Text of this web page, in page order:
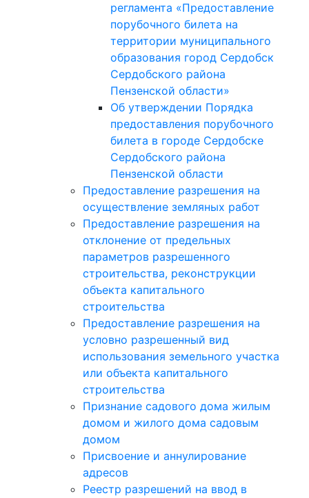
регламента «Предоставление
порубочного билета на
территории муниципального
образования город Сердобск
Сердобского района
Пензенской области»
Об утверждении Порядка
предоставления порубочного
билета в городе Сердобске
Сердобского района
Пензенской области
Предоставление разрешения на
осуществление земляных работ
Предоставление разрешения на
отклонение от предельных
параметров разрешенного
строительства, реконструкции
объекта капитального
строительства
Предоставление разрешения на
условно разрешенный вид
использования земельного участка
или объекта капитального
строительства
Признание садового дома жилым
домом и жилого дома садовым
домом
Присвоение и аннулирование
адресов
Реестр разрешений на ввод в